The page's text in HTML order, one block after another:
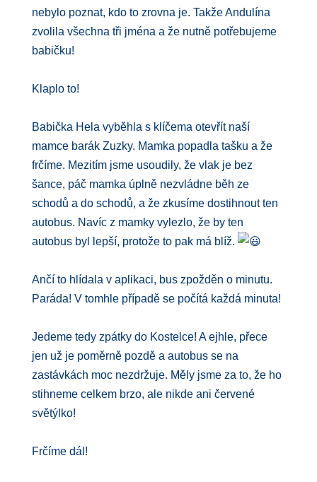
nebylo poznat, kdo to zrovna je. Takže Andulína
zvolila všechna tři jména a že nutně potřebujeme
babičku!
Klaplo to!
Babička Hela vyběhla s klíčema otevřít naší
mamce barák Zuzky. Mamka popadla tašku a že
frčíme. Mezitím jsme usoudily, že vlak je bez
šance, páč mamka úplně nezvládne běh ze
schodů a do schodů, a že zkusíme dostihnout ten
autobus. Navíc z mamky vylezlo, že by ten
autobus byl lepší, protože to pak má blíž.
Ančí to hlídala v aplikaci, bus zpožděn o minutu.
Paráda! V tomhle případě se počítá každá minuta!
Jedeme tedy zpátky do Kostelce! A ejhle, přece
jen už je poměrně pozdě a autobus se na
zastávkách moc nezdržuje. Měly jsme za to, že ho
stihneme celkem brzo, ale nikde ani červené
světýlko!
Frčíme dál!